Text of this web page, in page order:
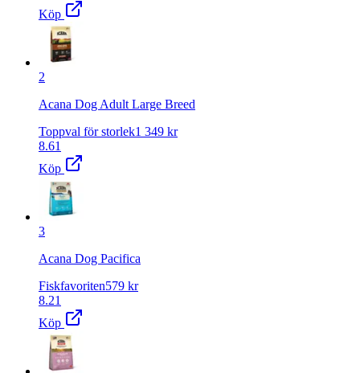
Köp
2
Acana Dog Adult Large Breed
Toppval för storlek1 349 kr
8.61
Köp
3
Acana Dog Pacifica
Fiskfavoriten579 kr
8.21
Köp